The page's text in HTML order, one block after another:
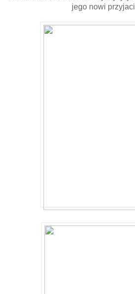
jego nowi